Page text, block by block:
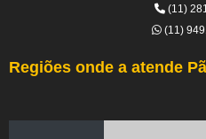
(11)
(11)
Regiões onde a atende